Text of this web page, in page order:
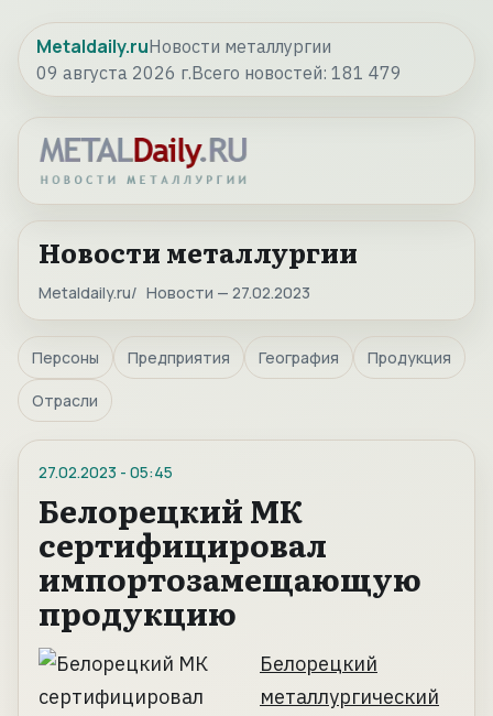
Metaldaily.ruНовости металлургии
09 августа 2026 г.Всего новостей: 181 479
Новости металлургии
Metaldaily.ru Новости — 27.02.2023
Персоны Предприятия География Продукция
Отрасли
27.02.2023 - 05:45
Белорецкий МК
сертифицировал
импортозамещающую
продукцию
Белорецкий
металлургический